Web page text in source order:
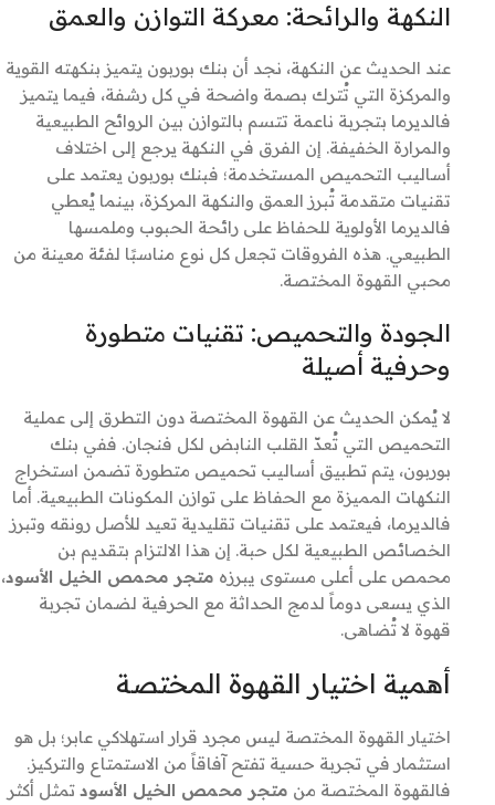
النكهة والرائحة: معركة التوازن والعمق
عند الحديث عن النكهة، نجد أن بنك بوربون يتميز بنكهته القوية
والمركزة التي تُترك بصمة واضحة في كل رشفة، فيما يتميز
فالديرما بتجربة ناعمة تتسم بالتوازن بين الروائح الطبيعية
والمرارة الخفيفة. إن الفرق في النكهة يرجع إلى اختلاف
أساليب التحميص المستخدمة؛ فبنك بوربون يعتمد على
تقنيات متقدمة تُبرز العمق والنكهة المركزة، بينما يُعطي
فالديرما الأولوية للحفاظ على رائحة الحبوب وملمسها
الطبيعي. هذه الفروقات تجعل كل نوع مناسبًا لفئة معينة من
محبي القهوة المختصة.
الجودة والتحميص: تقنيات متطورة
وحرفية أصيلة
لا يُمكن الحديث عن القهوة المختصة دون التطرق إلى عملية
التحميص التي تُعدّ القلب النابض لكل فنجان. ففي بنك
بوربون، يتم تطبيق أساليب تحميص متطورة تضمن استخراج
النكهات المميزة مع الحفاظ على توازن المكونات الطبيعية. أما
فالديرما، فيعتمد على تقنيات تقليدية تعيد للأصل رونقه وتبرز
الخصائص الطبيعية لكل حبة. إن هذا الالتزام بتقديم بن
محمص على أعلى مستوى يبرزه متجر محمص الخيل الأسود،
الذي يسعى دوماً لدمج الحداثة مع الحرفية لضمان تجربة
قهوة لا تُضاهى.
أهمية اختيار القهوة المختصة
اختيار القهوة المختصة ليس مجرد قرار استهلاكي عابر؛ بل هو
استثمار في تجربة حسية تفتح آفاقاً من الاستمتاع والتركيز.
فالقهوة المختصة من متجر محمص الخيل الأسود تمثل أكثر